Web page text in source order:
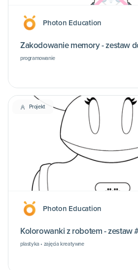
Photon Education
Zakodowanie memory - zestaw
programowanie
Projekt
Photon Education
Kolorowanki z robotem - zestaw
plastyka • zajęcia kreatywne